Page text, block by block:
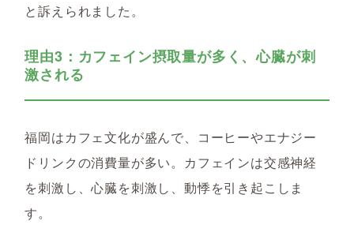
と訴えられました。
理由3：カフェイン摂取量が多く、心臓が刺
激される
福岡はカフェ文化が盛んで、コーヒーやエナジー
ドリンクの消費量が多い。カフェインは交感神経
を刺激し、心臓を刺激し、動悸を引き起こしま
す。